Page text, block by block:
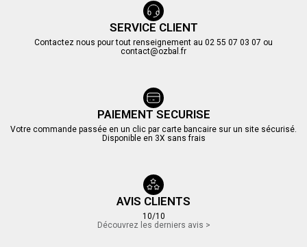
SERVICE CLIENT
Contactez nous pour tout renseignement au 02 55 07 03 07 ou
contact@ozbal.fr
PAIEMENT SECURISE
Votre commande passée en un clic par carte bancaire sur un site sécurisé.
Disponible en 3X sans frais
AVIS CLIENTS
10/10
Découvrez les derniers avis >